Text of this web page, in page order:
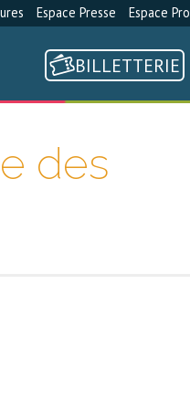
Espace Presse Espace Pro
BILLETTERIE
des